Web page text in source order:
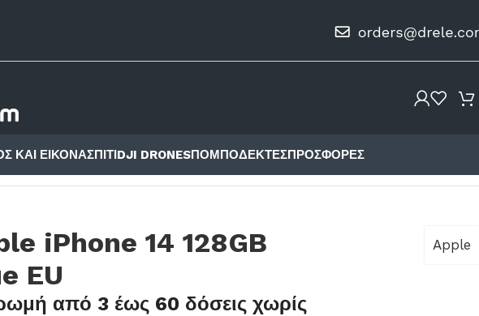
ΚΑΙ ΕΙΚΟΝΑΣΠΙΤΙDJI DRONESΠΟΜΠΟΔΈΚΤΕΣΠΡΟΣΦΟΡΈΣ
iPhone 14 128GB
EU
από 3 έως 60 δόσεις χωρίς
Apple